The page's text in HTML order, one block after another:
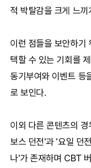
적 박탈감을 크게 느끼
이런 점들을 보안하기
택할 수 있는 기회를
동기부여와 이벤트 등
로 보인다.
이외 다른 콘텐츠의
보스 던전'과 '요일 던
나'가 존재하며 CBT